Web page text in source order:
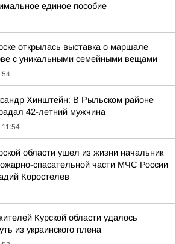
единое пособие
открылась выставка о маршале
с уникальными семейными вещами
Хинштейн: В Рыльском районе
42-летний мужчина
11:54
области ушел из жизни начальник
спасательной части МЧС России
Коростелев
Курской области удалось
из украинского плена